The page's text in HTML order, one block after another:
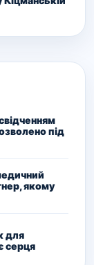
під
якому
для
серця